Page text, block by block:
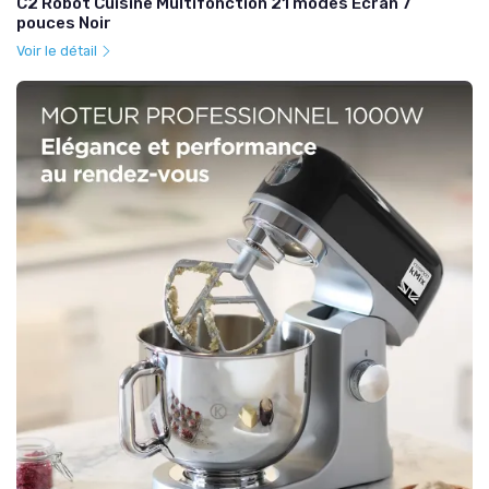
pouces Noir
Voir le détail